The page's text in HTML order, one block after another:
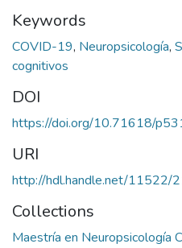
Keywords
COVID-19, Neuropsicología,
cognitivos
DOI
https://doi.org/10.71618/
URI
http://hdl.handle.net/11522/
Collections
Maestría en Neuropsicología